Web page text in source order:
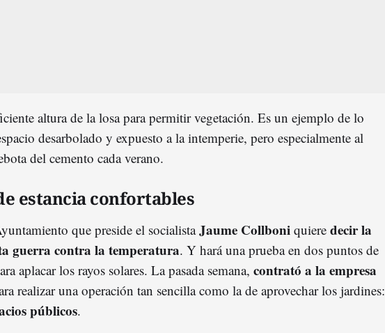
altura de la losa para permitir vegetación. Es un ejemplo de lo
desarbolado y expuesto a la intemperie, pero especialmente al
del cemento cada verano.
estancia confortables
que preside el socialistaJaume Collboni quiere decir la
guerra contra la temperatura. Y hará una prueba en dos puntos de
aplacar los rayos solares. La pasada semana, contrató a la empresa
realizar una operación tan sencilla como la de aprovechar los jardines:
públicos.